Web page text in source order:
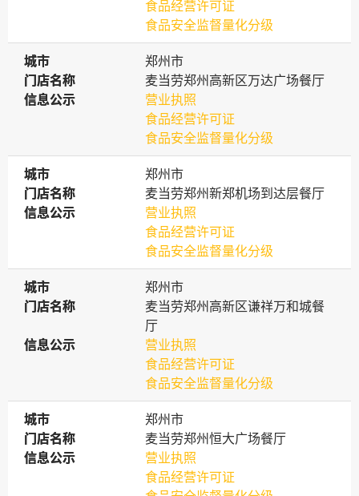
食品经营许可证
食品安全监督量化分级
城市
城市
郑州市
门店名称
门店名称
麦当劳郑州高新区万达广场餐厅
信息公示
信息公示
营业执照
食品经营许可证
食品安全监督量化分级
城市
城市
郑州市
门店名称
门店名称
麦当劳郑州新郑机场到达层餐厅
信息公示
信息公示
营业执照
食品经营许可证
食品安全监督量化分级
城市
城市
郑州市
门店名称
门店名称
麦当劳郑州高新区谦祥万和城餐
厅
信息公示
信息公示
营业执照
食品经营许可证
食品安全监督量化分级
城市
城市
郑州市
门店名称
门店名称
麦当劳郑州恒大广场餐厅
信息公示
信息公示
营业执照
食品经营许可证